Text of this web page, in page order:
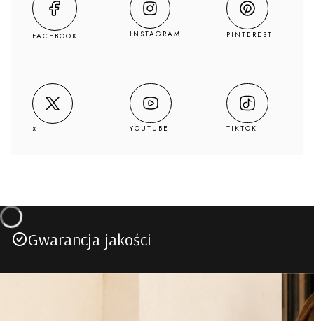
FACEBOOK INSTAGRAM PINTEREST
X YOUTUBE TIKTOK
Gwarancja jakości